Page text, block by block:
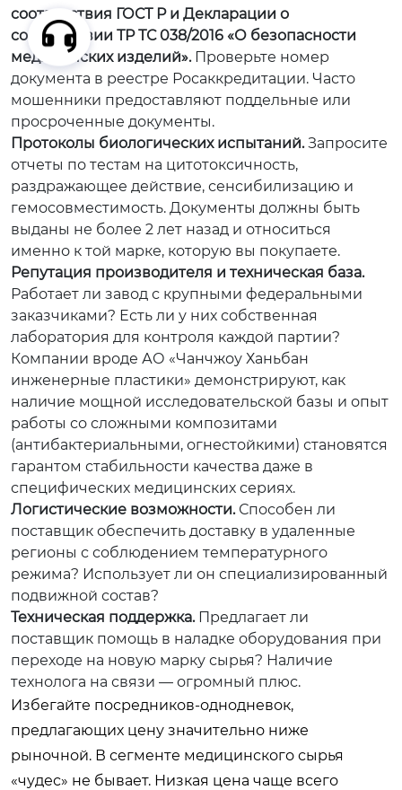
соответствия ГОСТ Р и Декларации о
соответствии ТР ТС 038/2016 «О безопасности
медицинских изделий».Проверьте номер
документа в реестре Росаккредитации. Часто
мошенники предоставляют поддельные или
просроченные документы.
Протоколы биологических испытаний.Запросите
отчеты по тестам на цитотоксичность,
раздражающее действие, сенсибилизацию и
гемосовместимость. Документы должны быть
выданы не более 2 лет назад и относиться
именно к той марке, которую вы покупаете.
Репутация производителя и техническая база.
Работает ли завод с крупными федеральными
заказчиками? Есть ли у них собственная
лаборатория для контроля каждой партии?
Компании вроде АО «Чанчжоу Ханьбан
инженерные пластики» демонстрируют, как
наличие мощной исследовательской базы и опыт
работы со сложными композитами
(антибактериальными, огнестойкими) становятся
гарантом стабильности качества даже в
специфических медицинских сериях.
Логистические возможности.Способен ли
поставщик обеспечить доставку в удаленные
регионы с соблюдением температурного
режима? Использует ли он специализированный
подвижной состав?
Техническая поддержка.Предлагает ли
поставщик помощь в наладке оборудования при
переходе на новую марку сырья? Наличие
технолога на связи — огромный плюс.
Избегайте посредников-однодневок,
предлагающих цену значительно ниже
рыночной. В сегменте медицинского сырья
«чудес» не бывает. Низкая цена чаще всего